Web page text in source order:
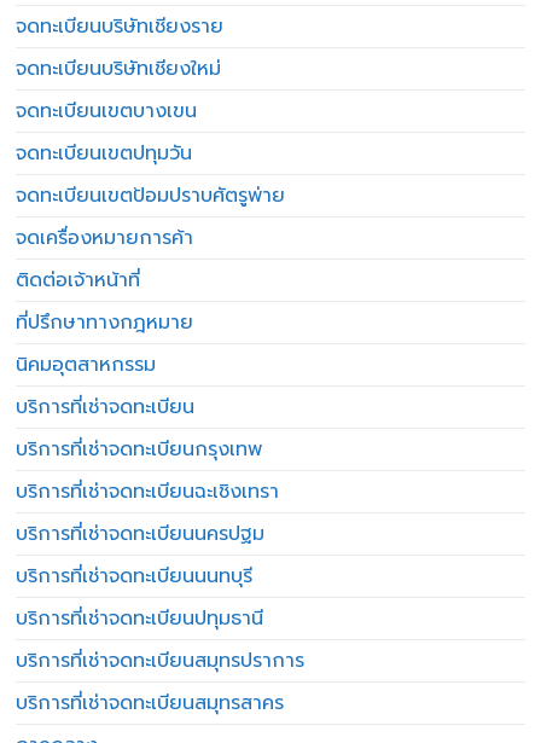
จดทะเบียนบริษัทเชียงราย
จดทะเบียนบริษัทเชียงใหม่
จดทะเบียนเขตบางเขน
จดทะเบียนเขตปทุมวัน
จดทะเบียนเขตป้อมปราบศัตรูพ่าย
จดเครื่องหมายการค้า
ติดต่อเจ้าหน้าที่
ที่ปรึกษาทางกฎหมาย
นิคมอุตสาหกรรม
บริการที่เช่าจดทะเบียน
บริการที่เช่าจดทะเบียนกรุงเทพ
บริการที่เช่าจดทะเบียนฉะเชิงเทรา
บริการที่เช่าจดทะเบียนนครปฐม
บริการที่เช่าจดทะเบียนนนทบุรี
บริการที่เช่าจดทะเบียนปทุมธานี
บริการที่เช่าจดทะเบียนสมุทรปราการ
บริการที่เช่าจดทะเบียนสมุทรสาคร